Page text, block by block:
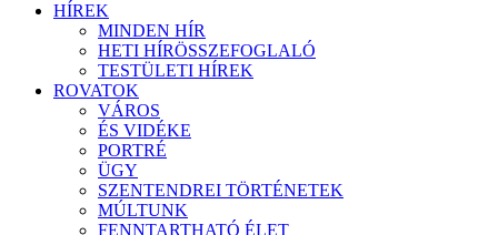
HÍREK
MINDEN HÍR
HETI HÍRÖSSZEFOGLALÓ
TESTÜLETI HÍREK
ROVATOK
VÁROS
ÉS VIDÉKE
PORTRÉ
ÜGY
SZENTENDREI TÖRTÉNETEK
MÚLTUNK
FENNTARTHATÓ ÉLET